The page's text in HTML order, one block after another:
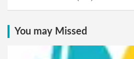
You may Missed